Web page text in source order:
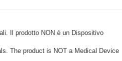
Il prodotto NON è un Dispositivo
The product is NOT a Medical Device